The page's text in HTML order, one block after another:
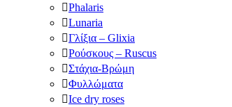
Phalaris
Lunaria
Γλίξια – Glixia
Ρούσκους – Ruscus
Στάχια-Βρώμη
Φυλλώματα
Ice dry roses